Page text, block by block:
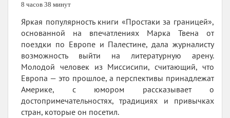
8 часов 38 минут
Яркая популярность книги «Простаки за границей»,
основанной на впечатлениях Марка Твена от
поездки по Европе и Палестине, дала журналисту
возможность выйти на литературную арену.
Молодой человек из Миссисипи, считающий, что
Европа — это прошлое, а перспективы принадлежат
Америке, с юмором рассказывает о
достопримечательностях, традициях и привычках
стран, которые он посетил.